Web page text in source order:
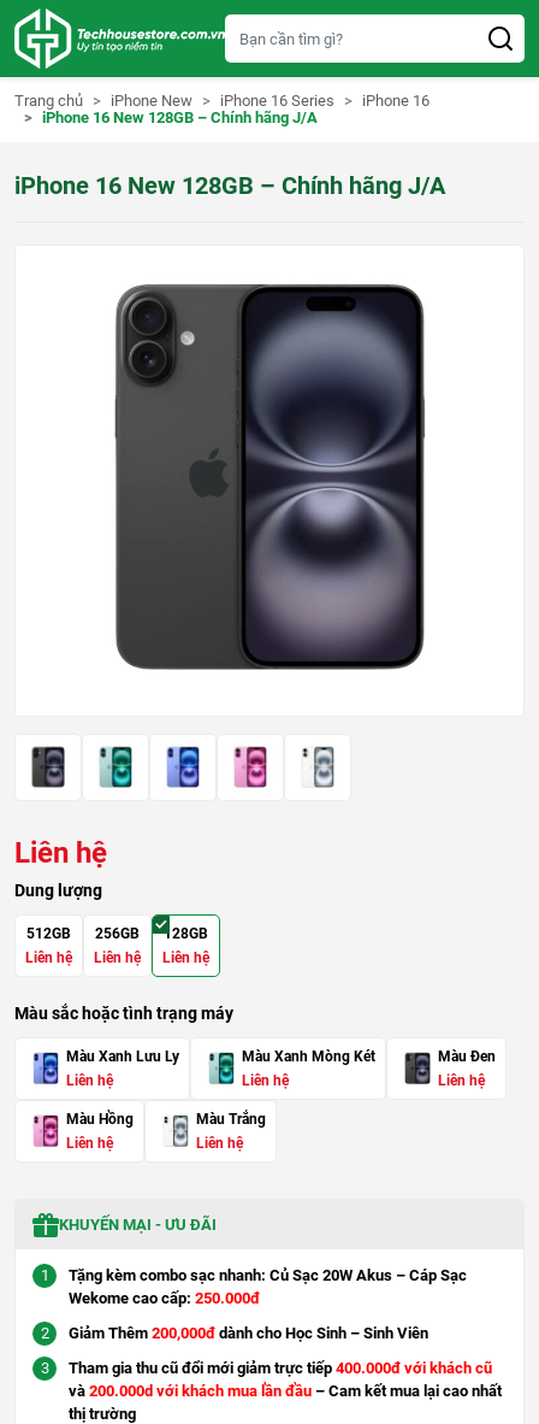
Trang chủ iPhone New iPhone 16 Series
iPhone 16
iPhone 16 New 128GB – Chính hãng J/A
iPhone 16 New 128GB – Chính hãng J/A
Liên hệ
Dung lượng
512GB
Liên hệ
256GB
Liên hệ
128GB
Liên hệ
Màu sắc hoặc tình trạng máy
Màu Xanh Lưu Ly
Liên hệ
Màu Xanh Mòng Két
Liên hệ
Màu Đen
Liên hệ
Màu Hồng
Liên hệ
Màu Trắng
Liên hệ
KHUYẾN MẠI - ƯU ĐÃI
Tặng kèm combo sạc nhanh: Củ Sạc 20W Akus – Cáp Sạc
Wekome cao cấp: 250.000đ
Giảm Thêm 200,000đ dành cho Học Sinh – Sinh Viên
Tham gia thu cũ đổi mới giảm trực tiếp 400.000đ với khách cũ
và 200.000d với khách mua lần đầu – Cam kết mua lại cao nhất
thị trường